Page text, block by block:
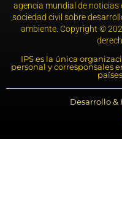
agencia mundial de noticias
sociedad civil sobre
ambiente. Copyright ©
IPS es la única
personal y corresponsales
Desarrollo